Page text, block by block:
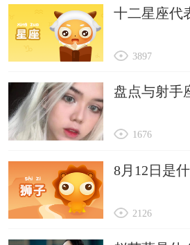
十二星座代
3897
盘点与射手
1676
8月12日是
2126